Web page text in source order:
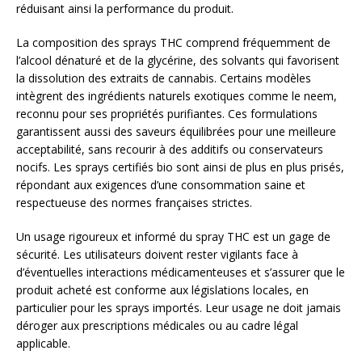
réduisant ainsi la performance du produit.
La composition des sprays THC comprend fréquemment de
l’alcool dénaturé et de la glycérine, des solvants qui favorisent
la dissolution des extraits de cannabis. Certains modèles
intègrent des ingrédients naturels exotiques comme le neem,
reconnu pour ses propriétés purifiantes. Ces formulations
garantissent aussi des saveurs équilibrées pour une meilleure
acceptabilité, sans recourir à des additifs ou conservateurs
nocifs. Les sprays certifiés bio sont ainsi de plus en plus prisés,
répondant aux exigences d’une consommation saine et
respectueuse des normes françaises strictes.
Un usage rigoureux et informé du spray THC est un gage de
sécurité. Les utilisateurs doivent rester vigilants face à
d’éventuelles interactions médicamenteuses et s’assurer que le
produit acheté est conforme aux législations locales, en
particulier pour les sprays importés. Leur usage ne doit jamais
déroger aux prescriptions médicales ou au cadre légal
applicable.